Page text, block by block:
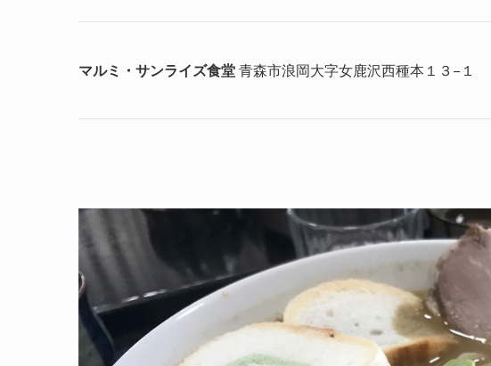
マルミ・サンライズ食堂青森市浪岡大字女鹿沢西種本１３−１